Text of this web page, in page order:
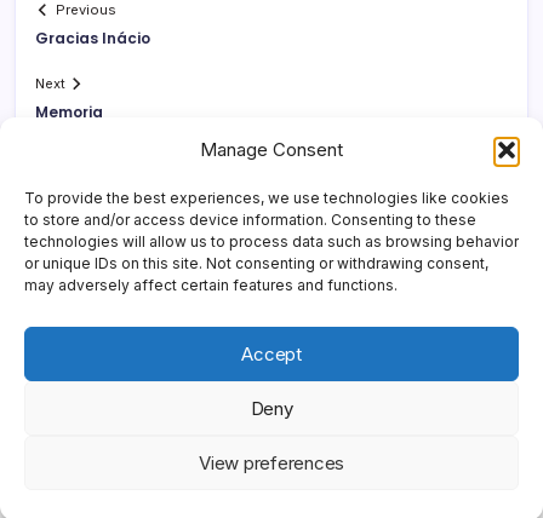
Manage Consent
To provide the best experiences, we use technologies like cookies
to store and/or access device information. Consenting to these
technologies will allow us to process data such as browsing behavior
or unique IDs on this site. Not consenting or withdrawing consent,
may adversely affect certain features and functions.
Accept
Deny
View preferences
Previous
Gracias Inácio
Next
Memoria
Yonder Lies It. All rights reserved.